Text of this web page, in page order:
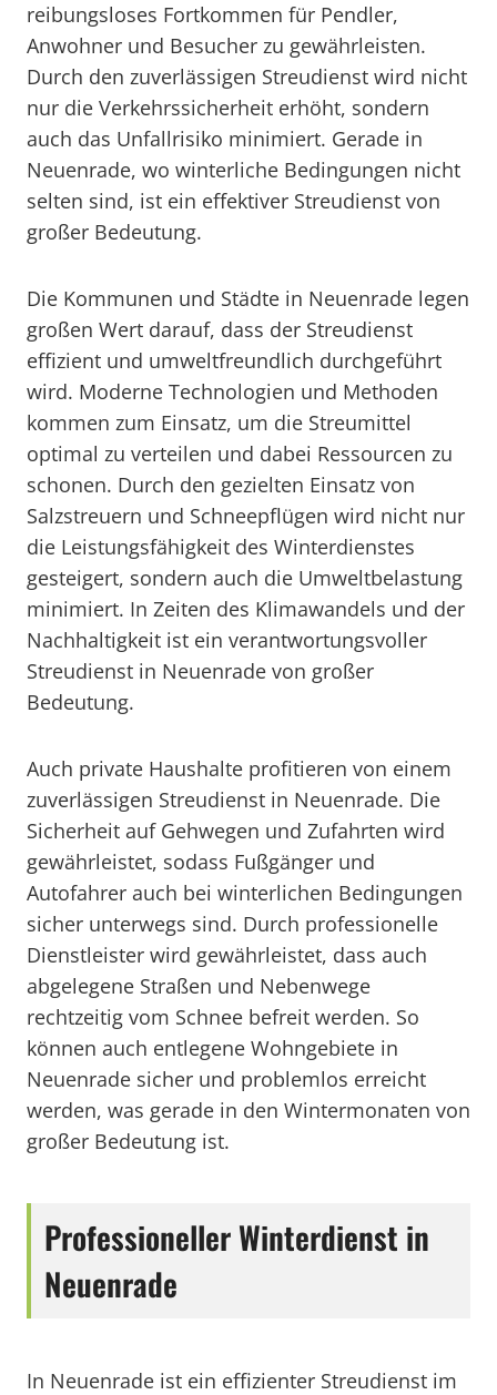
reibungsloses Fortkommen für Pendler,
Anwohner und Besucher zu gewährleisten.
Durch den zuverlässigen Streudienst wird nicht
nur die Verkehrssicherheit erhöht, sondern
auch das Unfallrisiko minimiert. Gerade in
Neuenrade, wo winterliche Bedingungen nicht
selten sind, ist ein effektiver Streudienst von
großer Bedeutung.
Die Kommunen und Städte in Neuenrade legen
großen Wert darauf, dass der Streudienst
effizient und umweltfreundlich durchgeführt
wird. Moderne Technologien und Methoden
kommen zum Einsatz, um die Streumittel
optimal zu verteilen und dabei Ressourcen zu
schonen. Durch den gezielten Einsatz von
Salzstreuern und Schneepflügen wird nicht nur
die Leistungsfähigkeit des Winterdienstes
gesteigert, sondern auch die Umweltbelastung
minimiert. In Zeiten des Klimawandels und der
Nachhaltigkeit ist ein verantwortungsvoller
Streudienst in Neuenrade von großer
Bedeutung.
Auch private Haushalte profitieren von einem
zuverlässigen Streudienst in Neuenrade. Die
Sicherheit auf Gehwegen und Zufahrten wird
gewährleistet, sodass Fußgänger und
Autofahrer auch bei winterlichen Bedingungen
sicher unterwegs sind. Durch professionelle
Dienstleister wird gewährleistet, dass auch
abgelegene Straßen und Nebenwege
rechtzeitig vom Schnee befreit werden. So
können auch entlegene Wohngebiete in
Neuenrade sicher und problemlos erreicht
werden, was gerade in den Wintermonaten von
großer Bedeutung ist.
Professioneller Winterdienst in
Neuenrade
In Neuenrade ist ein effizienter Streudienst im